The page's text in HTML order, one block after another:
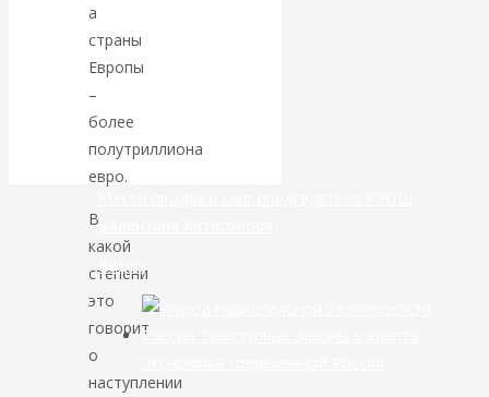
маршруты в
небе никуда не
делись
а
страны
Европы
–
более
полутриллиона
евро.
В
какой
степени
это
говорит
о
наступлении